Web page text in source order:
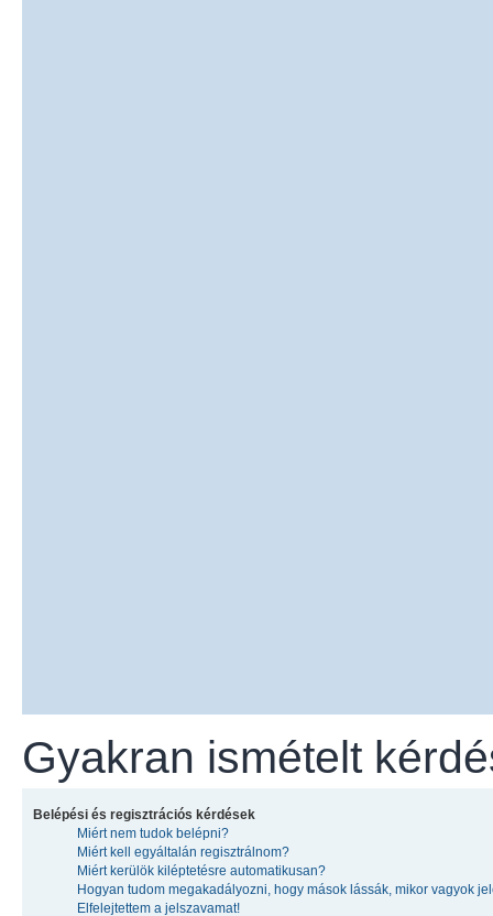
Gyakran ismételt
Belépési és regisztrációs kérdések
Miért nem tudok belépni?
Miért kell egyáltalán regisztrálnom?
Miért kerülök kiléptetésre automatikusan?
Hogyan tudom megakadályozni, hogy mások lássák, mikor vagyok
Elfelejtettem a jelszavamat!